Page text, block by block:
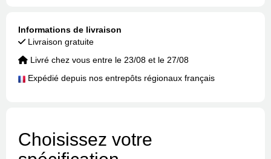
Choisissez votre
Informations de livraison
Livraison gratuite
Livré chez vous entre le 23/08 et le 27/08
Expédié depuis nos entrepôts régionaux français